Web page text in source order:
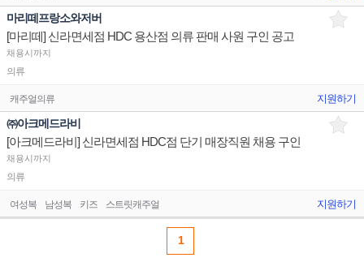
마리떼프랑소와저버
[마리떼] 신라면세점 HDC 용산점 의류 판매 사원 구인 공고
채용시까지
의류
캐주얼의류 지원하기
㈜아크메드라비
[아크메드라비] 신라면세점 HDC점 단기 매장직원 채용 구인
채용시까지
의류
여성복 남성복 키즈 스트릿캐주얼 지원하기
1